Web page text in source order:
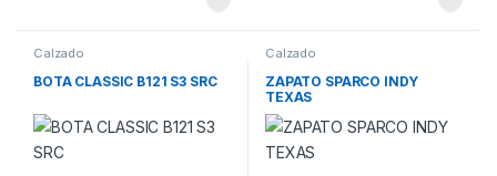
Calzado
BOTA CLASSIC B121 S3 SRC
Calzado
ZAPATO SPARCO INDY
TEXAS